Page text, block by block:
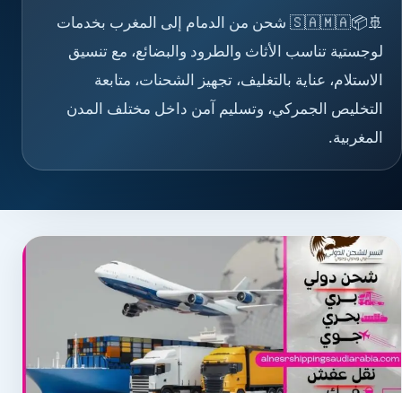
🚢📦🇸🇦🇲🇦 شحن من الدمام إلى المغرب بخدمات
لوجستية تناسب الأثاث والطرود والبضائع، مع تنسيق
الاستلام، عناية بالتغليف، تجهيز الشحنات، متابعة
التخليص الجمركي، وتسليم آمن داخل مختلف المدن
المغربية.